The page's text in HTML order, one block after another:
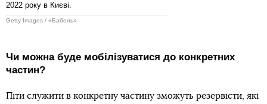
2022 року в Києві.
Getty Images / «Бабель»
Чи можна буде мобілізуватися до конкретних
частин?
Піти служити в конкретну частину зможуть резервісти, які